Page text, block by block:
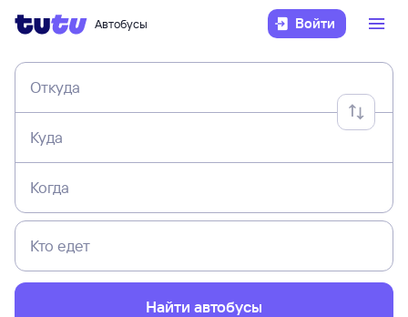
Автобусы Войти
Откуда
Куда
Когда
Кто едет
Найти автобусы